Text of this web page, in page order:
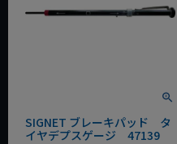
SIGNET ブレーキパッド タ
イヤデプスゲージ 47139